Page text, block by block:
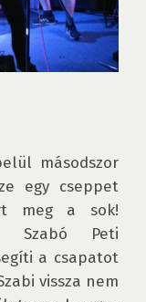
másodszor
egy cseppet
meg a sok!
Szabó Peti
a csapatot
vissza nem